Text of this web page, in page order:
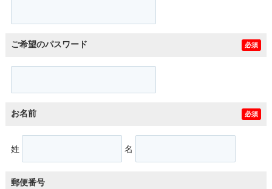
ご希望のパスワード 必須
お名前 必須
姓 名
郵便番号